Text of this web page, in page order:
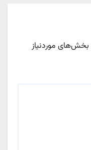
بخش‌های موردنیاز